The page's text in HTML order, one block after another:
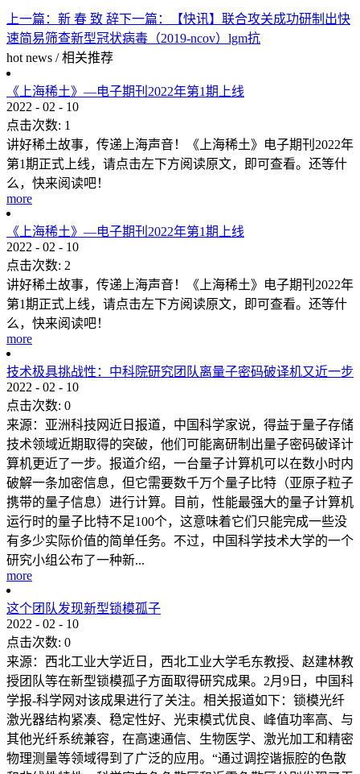
上一篇： 新 春 致 辞下一篇：
【快讯】联合攻关成功研制出快
速简易筛查新型冠状病毒（2019-ncov）lgm抗
hot news / 相关推荐
《上海稀土》—电子期刊2022年第1期上线
2022 - 02 - 10
点击次数: 1
讲好稀土故事，传递上海声音！《上海稀土》电子期刊2022年
第1期正式上线，请点击左下方阅读原文，即可查看。还等什
么，快来阅读吧！
more
《上海稀土》—电子期刊2022年第1期上线
2022 - 02 - 10
点击次数: 2
讲好稀土故事，传递上海声音！《上海稀土》电子期刊2022年
第1期正式上线，请点击左下方阅读原文，即可查看。还等什
么，快来阅读吧！
more
技术极具挑战性：中科院研究团队离量子密码破译机又近一步
2022 - 02 - 10
点击次数: 0
来源：亚洲科技网近日报道，中国科学家说，得益于量子存储
技术领域近期取得的突破，他们可能离研制出量子密码破译计
算机更近了一步。报道介绍，一台量子计算机可以在数小时内
破解一条加密信息，但它需要数千万个量子比特（亚原子粒子
携带的量子信息）进行计算。目前，性能最强大的量子计算机
运行时的量子比特不足100个，这意味着它们只能完成一些没
有多少实际价值的简单任务。不过，中国科学技术大学的一个
研究小组公布了一种新...
more
这个团队发现新型锁模孤子
2022 - 02 - 10
点击次数: 0
来源：西北工业大学近日，西北工业大学毛东教授、赵建林教
授团队等在新型锁模孤子方面取得研究成果。2月9日，中国科
学报-科学网对该成果进行了关注。相关报道如下：锁模光纤
激光器结构紧凑、稳定性好、光束模式优良、峰值功率高、与
其他光纤系统兼容，在高速通信、生物医学、激光加工和精密
物理测量等领域得到了广泛的应用。“通过调控谐振腔的色散